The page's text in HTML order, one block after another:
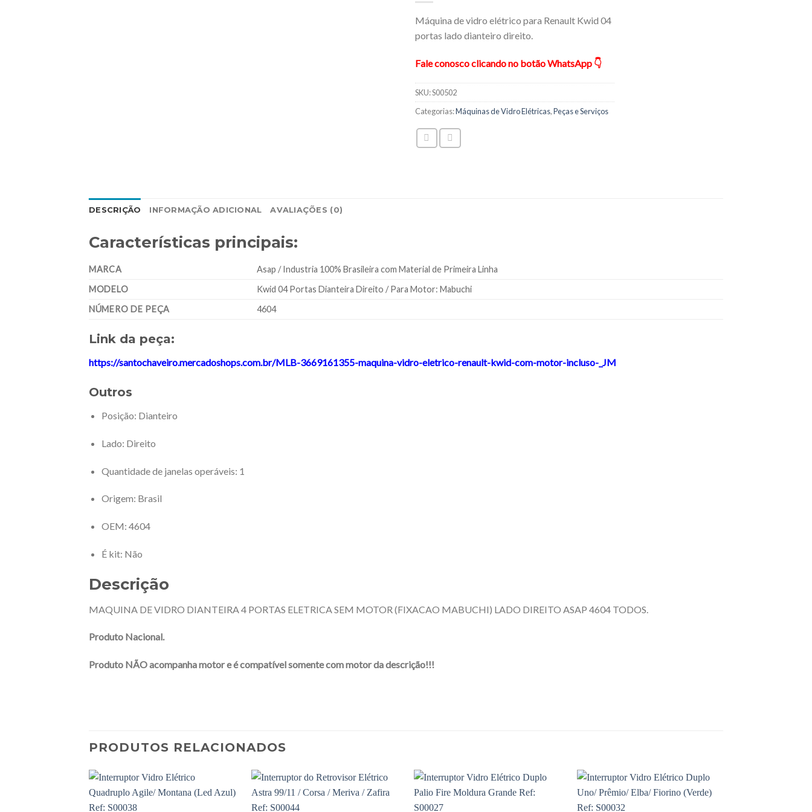
Máquina de vidro elétrico para Renault Kwid 04
portas lado dianteiro direito.
Fale conosco clicando no botão WhatsApp 👇
SKU:S00502
Categorias:Máquinas de Vidro Elétricas,Peças e Serviços
DESCRIÇÃO INFORMAÇÃO ADICIONAL AVALIAÇÕES (0)
Características principais:
MARCA
Asap / Industria 100% Brasileira com Material de Primeira Linha
MODELO
Kwid 04 Portas Dianteira Direito / Para Motor: Mabuchi
NÚMERO DE PEÇA
4604
Link da peça:
https://santochaveiro.mercadoshops.com.br/MLB-3669161355-maquina-vidro-eletrico-renault-kwid-com-motor-incluso-_JM
Outros
Posição: Dianteiro
Lado: Direito
Quantidade de janelas operáveis: 1
Origem: Brasil
OEM: 4604
É kit: Não
Descrição
MAQUINA DE VIDRO DIANTEIRA 4 PORTAS ELETRICA SEM MOTOR (FIXACAO MABUCHI) LADO DIREITO ASAP 4604 TODOS.
Produto Nacional.
Produto NÃO acompanha motor e é compatível somente com motor da descrição!!!
PRODUTOS RELACIONADOS